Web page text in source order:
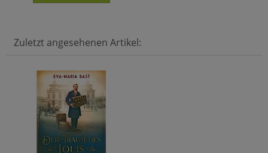
Zuletzt angesehenen Artikel: